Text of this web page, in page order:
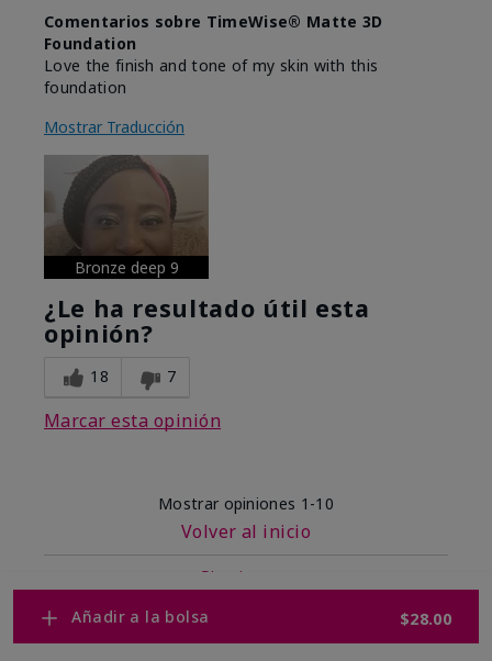
Añadir a la bolsa $28.00
Comentarios sobre TimeWise® Matte 3D
Foundation
Love the finish and tone of my skin with this
foundation
Mostrar Traducción
Bronze deep 9
¿Le ha resultado útil esta
opinión?
18 7
Marcar esta opinión
Mostrar opiniones 1-10
Volver al inicio
Siguiente